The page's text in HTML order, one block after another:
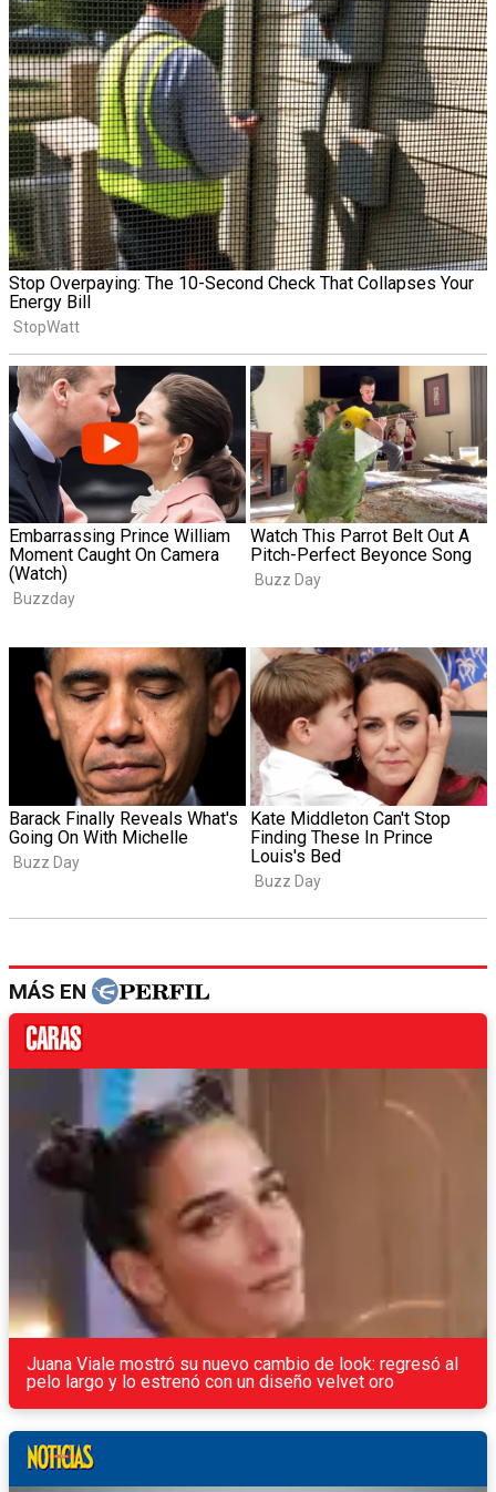
MÁS EN
Juana Viale mostró su nuevo cambio de look: regresó al
pelo largo y lo estrenó con un diseño velvet oro